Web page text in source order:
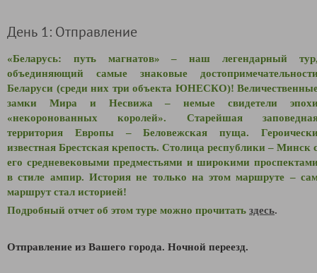
День 1: Отправление
«Беларусь: путь магнатов» – наш легендарный
объединяющий самые знаковые
Беларуси (среди них три объекта ЮНЕСКО)!
замки Мира и Несвижа – немые свидетели
«некоронованных королей». Старейшая
территория Европы – Беловежская пуща.
известная Брестская крепость. Столица республики – Минск
его средневековыми предместьями и широкими
в стиле ампир. История не только на этом маршруте –
маршрут стал историей!
Подробный отчет об этом туре можно прочитать здесь.
Отправление из Вашего города. Ночной переезд.